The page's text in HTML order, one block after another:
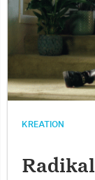
KREATION